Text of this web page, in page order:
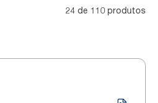
24 de 110 produtos